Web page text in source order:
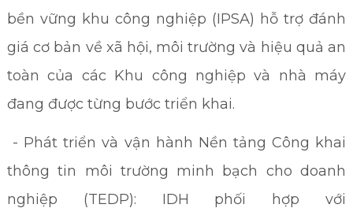
bền vững khu công nghiệp (IPSA) hỗ trợ đánh
giá cơ bản về xã hội, môi trường và hiệu quả an
toàn của các Khu công nghiệp và nhà máy
đang được từng bước triển khai.
- Phát triển và vận hành Nền tảng Công khai
thông tin môi trường minh bạch cho doanh
nghiệp (TEDP): IDH phối hợp với